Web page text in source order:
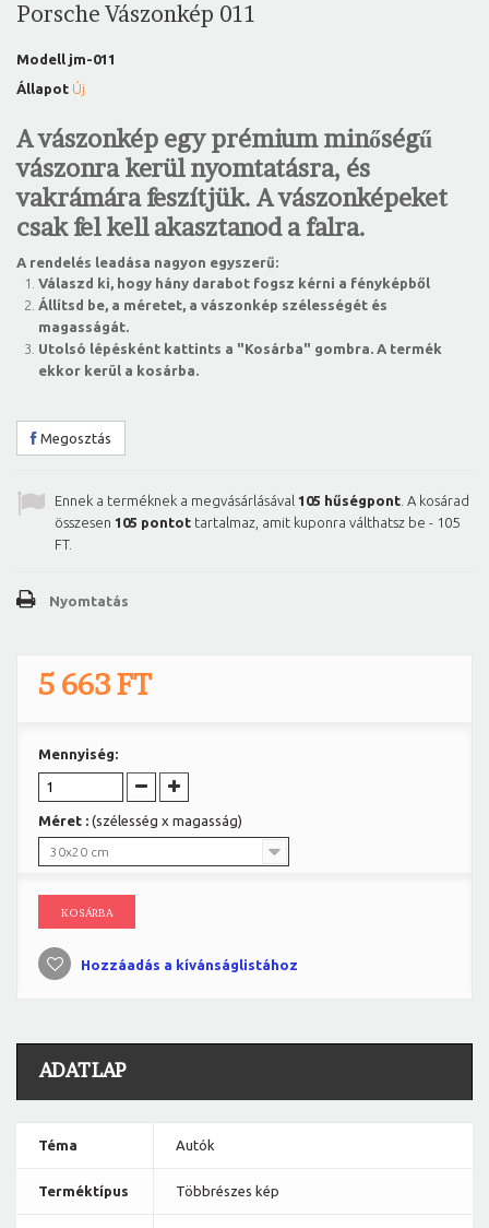
Porsche Vászonkép 011
Modell jm-011
Állapot Új
A vászonkép egy prémium minőségű
vászonra kerül nyomtatásra, és
vakrámára feszítjük. A vászonképeket
csak fel kell akasztanod a falra.
A rendelés leadása nagyon egyszerű:
Válaszd ki, hogy hány darabot fogsz kérni a fényképből
Állítsd be, a méretet, a vászonkép szélességét és
magasságát.
Utolsó lépésként kattints a "Kosárba" gombra. A termék
ekkor kerül a kosárba.
Megosztás
Ennek a terméknek a megvásárlásával 105 hűségpont . A kosárad
összesen 105 pontot tartalmaz, amit kuponra válthatsz be - 105
FT.
Nyomtatás
5 663 FT
Mennyiség:
Méret : (szélesség x magasság)
30x20 cm
KOSÁRBA
Hozzáadás a kívánságlistához
ADATLAP
Téma Autók
Terméktípus Többrészes kép